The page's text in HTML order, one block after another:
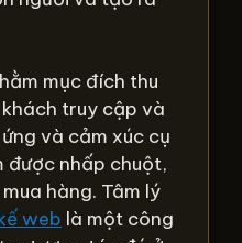
mục đích thu
truy cập và
và cảm xúc cụ
được nhấp chuột,
hàng. Tâm lý
web là một công